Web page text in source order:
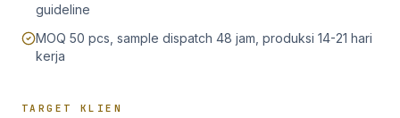
guideline
MOQ 50 pcs, sample dispatch 48 jam, produksi 14-21 hari
kerja
TARGET KLIEN